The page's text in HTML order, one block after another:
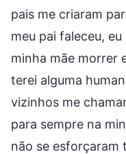
pais me criaram
meu pai faleceu,
minha mãe morrer
terei alguma
vizinhos me
para sempre na
não se esforçaram